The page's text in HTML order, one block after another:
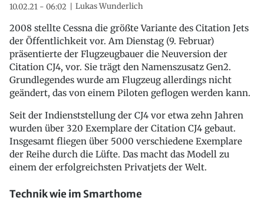
10.02.21 - 06:02 Lukas Wunderlich
2008 stellte Cessna die größte Variante des Citation Jets
der Öffentlichkeit vor. Am Dienstag (9. Februar)
präsentierte der Flugzeugbauer die Neuversion der
Citation CJ4, vor. Sie trägt den Namenszusatz Gen2.
Grundlegendes wurde am Flugzeug allerdings nicht
geändert, das von einem Piloten geflogen werden kann.
Seit der Indienststellung der CJ4 vor etwa zehn Jahren
wurden über 320 Exemplare der Citation CJ4 gebaut.
Insgesamt fliegen über 5000 verschiedene Exemplare
der Reihe durch die Lüfte. Das macht das Modell zu
einem der erfolgreichsten Privatjets der Welt.
Technik wie im Smarthome